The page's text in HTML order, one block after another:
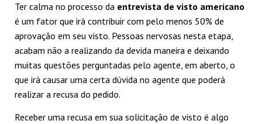
Ter calma no processo da entrevista de visto americano
é um fator que irá contribuir com pelo menos 50% de
aprovação em seu visto. Pessoas nervosas nesta etapa,
acabam não a realizando da devida maneira e deixando
muitas questões perguntadas pelo agente, em aberto, o
que irá causar uma certa dúvida no agente que poderá
realizar a recusa do pedido.
Receber uma recusa em sua solicitação de visto é algo